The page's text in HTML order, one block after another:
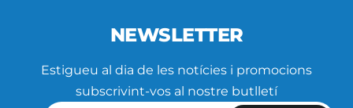
NEWSLETTER
Estigueu al dia de les notícies i promocions
subscrivint-vos al nostre butlletí